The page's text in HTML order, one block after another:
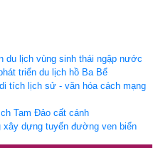
du lịch vùng sinh thái ngập nước
triển du lịch hồ Ba Bể
tích lịch sử - văn hóa cách mạng
Tam Đảo cất cánh
xây dựng tuyến đường ven biển